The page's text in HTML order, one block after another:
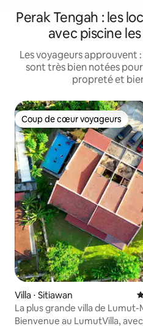
Perak Tengah : les
avec piscine
Les voyageurs approuvent
sont très bien notées
propreté et
Coup de cœur voyageurs
Coup de cœur voyageurs
Villa ⋅ Sitiawan
La plus grande villa de Lumut-
Cinéma 250'| Piscine | 30
Bienvenue au LumutVilla,